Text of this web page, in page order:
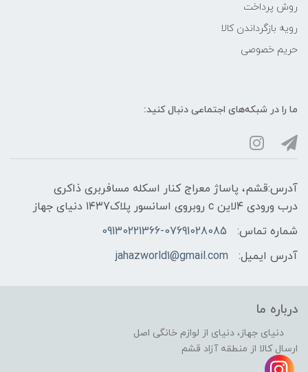
روش پرداخت
رویه‌ بازگرداندن کالا
حریم خصوصی
ما را در شبکه‌های اجتماعی دنبال کنید:
آدرس:قشم، پاساژ معراج کنار اسکله مسافربری ذاکری
درب ورودی ۴لاین c روبروی اسانسور پلاک۱۴۳7 دنیای جهاز
شماره تماس:
09130221366-07691028085
آدرس ایمیل:
jahazworld1@gmail.com
درباره ما
دنیای جهاز، دنیای از لوازم خانگی اصل
ارسال کالا از منطقه آزاد قشم